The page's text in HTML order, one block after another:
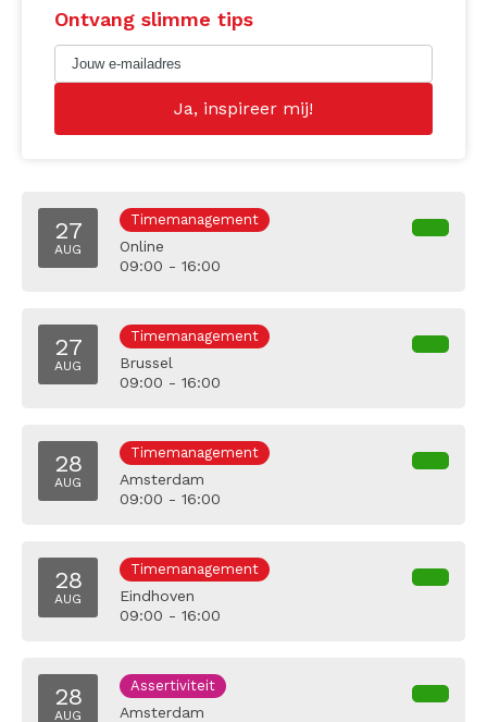
Ontvang slimme tips
27
AUG
Timemanagement
Online
09:00 - 16:00
27
AUG
Timemanagement
Brussel
09:00 - 16:00
28
AUG
Timemanagement
Amsterdam
09:00 - 16:00
28
AUG
Timemanagement
Eindhoven
09:00 - 16:00
28
AUG
Assertiviteit
Amsterdam